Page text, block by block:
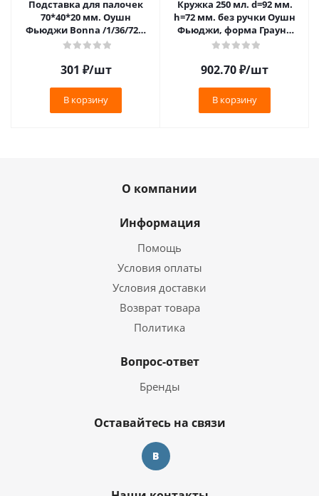
Подставка для палочек
70*40*20 мм. Оушн
Фьюджи Bonna /1/36/720/
ТП
301 ₽/шт
В корзину
Кружка 250 мл. d=92 мм.
h=72 мм. без ручки Оушн
Фьюджи, форма Граунд
Bonna /1/6/918/ ТП
902.70₽/шт
В корзину
О компании
Информация
Помощь
Условия оплаты
Условия доставки
Возврат товара
Политика
Вопрос-ответ
Бренды
Оставайтесь на связи